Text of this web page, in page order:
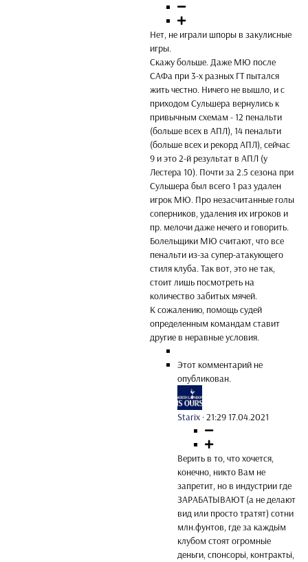
Нет, не играли шпоры в закулисные
игры.
Скажу больше. Даже МЮ после
САФа при 3-х разных ГТ пытался
жить честно. Ничего не вышло, и с
приходом Сульшера вернулись к
привычным схемам - 12 пенальти
(больше всех в АПЛ), 14 пенальти
(больше всех и рекорд АПЛ), сейчас
9 и это 2-й результат в АПЛ (у
Лестера 10). Почти за 2.5 сезона при
Сульшера был всего 1 раз удален
игрок МЮ. Про незасчитанные голы
соперников, удаления их игроков и
пр. мелочи даже нечего и говорить.
Болельщики МЮ считают, что все
пенальти из-за супер-атакующего
стиля клуба. Так вот, это не так,
стоит лишь посмотреть на
количество забитых мячей.
К сожалению, помощь судей
определенным командам ставит
другие в неравные условия.
Этот комментарий не
опубликован.
Starix ·21:29 17.04.2021
Верить в то, что хочется,
конечно, никто Вам не
запретит, но в индустрии где
ЗАРАБАТЬІВАЮТ (а не делают
вид или просто тратят) сотни
млн.фунтов, где за каждьім
клубом стоят огромньіе
деньги, спонсорьі, контрактьі,